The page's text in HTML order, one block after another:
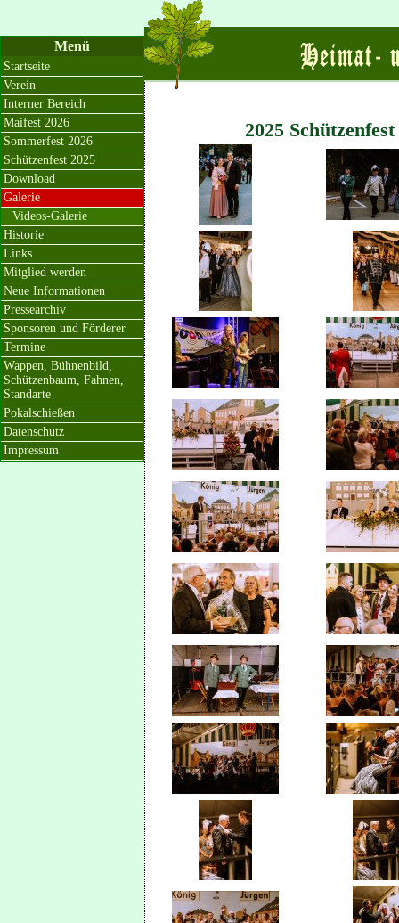
2025
Menü
Startseite
Verein
Interner Bereich
Maifest 2026
Sommerfest 2026
Schützenfest 2025
Download
Galerie
Videos-Galerie
Historie
Links
Mitglied werden
Neue Informationen
Pressearchiv
Sponsoren und Förderer
Termine
Wappen, Bühnenbild,
Schützenbaum, Fahnen,
Standarte
Pokalschießen
Datenschutz
Impressum